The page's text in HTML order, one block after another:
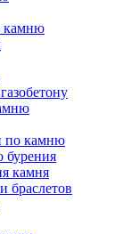
камню
по камню
бурения
камня
браслетов